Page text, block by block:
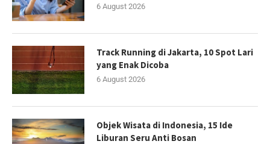
6 August 2026
Track Running di Jakarta, 10 Spot Lari
yang Enak Dicoba
6 August 2026
Objek Wisata di Indonesia, 15 Ide
Liburan Seru Anti Bosan